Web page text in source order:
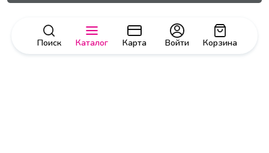
Поиск Каталог Карта Корзина
Войти